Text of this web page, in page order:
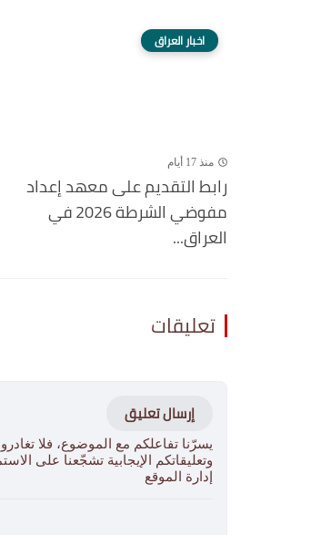
اخبار العراق
منذ 17 أيام
رابط التقديم على معهد إعداد
مفوضي الشرطة 2026 في
العراق...
تعليقات
إرسال تعليق
يسرّنا تفاعلكم مع الموضوع، فلا
وتعليقاتكم الإيجابية تشجّعنا على
إدارة الموقع